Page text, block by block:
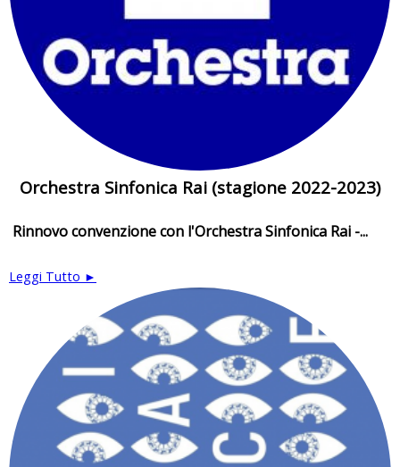
Orchestra Sinfonica Rai (stagione 2022-2023)
Rinnovo convenzione con l'Orchestra Sinfonica Rai -...
Leggi Tutto ►